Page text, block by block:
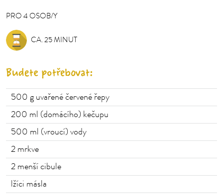
PRO4OSOB/Y
OSOB/Y
CA. 25 MINUT
Budete potřebovat:
500 g uvařené červené řepy
200 ml (domácího) kečupu
500 ml (vroucí) vody
2 mrkve
2 menší cibule
lžíci másla